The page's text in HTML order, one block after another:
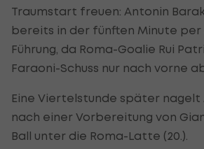
Traumstart freuen: Antonin
bereits in der fünften Minute
Führung, da Roma-Goalie Rui
Faraoni-Schuss nur nach vorne
Eine Viertelstunde später nagelt
nach einer Vorbereitung von
Ball unter die Roma-Latte (20.).